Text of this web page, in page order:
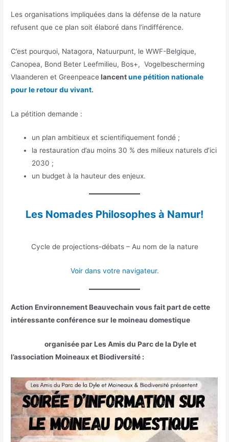
Les organisations impliquées dans la défense de la nature
refusent que ce plan soit élaboré dans l’indifférence.
C’est pourquoi, Natagora, Natuurpunt, le WWF-Belgique,
Canopea, Bond Beter Leefmilieu, Bos+, Vogelbescherming
Vlaanderen et Greenpeacelancentune pétition nationale
pour le retour du vivant.
La pétition demande :
un plan ambitieux et scientifiquement fondé ;
la restauration d’au moins 30 % des milieux naturels d’ici
2030 ;
un budget à la hauteur des enjeux.
Les Nomades Philosophes à Namur!
Cycle de projections-débats – Au nom de la nature
Voir dans votre navigateur.
Action Environnement Beauvechain vous fait part de cette
intéressante conférence sur le moineau domestique
organisée par Les Amis du Parc de la Dyle et
l’association Moineaux et Biodiversité :